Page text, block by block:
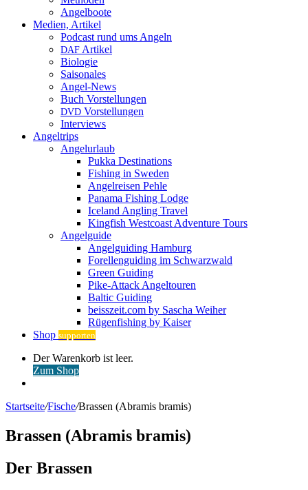
Angelboote
Medien, Artikel
Podcast rund ums Angeln
DAF Artikel
Biologie
Saisonales
Angel-News
Buch Vorstellungen
DVD Vorstellungen
Interviews
Angeltrips
Angelurlaub
Pukka Destinations
Fishing in Sweden
Angelreisen Pehle
Panama Fishing Lodge
Iceland Angling Travel
Kingfish Westcoast Adventure Tours
Angelguide
Angelguiding Hamburg
Forellenguiding im Schwarzwald
Green Guiding
Pike-Attack Angeltouren
Baltic Guiding
beisszeit.com by Sascha Weiher
Rügenfishing by Kaiser
Shop supporten
Warenkorb
ansehen
Der Warenkorb ist leer.
Zum Shop
Startseite/Fische/Brassen (Abramis bramis)
Brassen (Abramis bramis)
Der Brassen